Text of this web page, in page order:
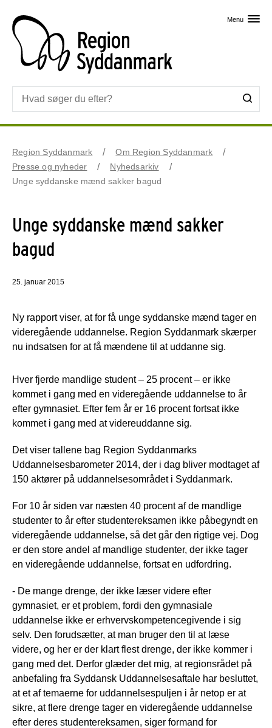
Menu
Region Syddanmark
Om Region Syddanmark
Presse og nyheder
Nyhedsarkiv
Unge syddanske mænd sakker bagud
Unge syddanske mænd sakker
bagud
25. januar 2015
Ny rapport viser, at for få unge syddanske mænd tager en
videregående uddannelse. Region Syddanmark skærper
nu indsatsen for at få mændene til at uddanne sig.
Hver fjerde mandlige student – 25 procent – er ikke
kommet i gang med en videregående uddannelse to år
efter gymnasiet. Efter fem år er 16 procent fortsat ikke
kommet i gang med at videreuddanne sig.
Det viser tallene bag Region Syddanmarks
Uddannelsesbarometer 2014, der i dag bliver modtaget af
150 aktører på uddannelsesområdet i Syddanmark.
For 10 år siden var næsten 40 procent af de mandlige
studenter to år efter studentereksamen ikke påbegyndt en
videregående uddannelse, så det går den rigtige vej. Dog
er den store andel af mandlige studenter, der ikke tager
en videregående uddannelse, fortsat en udfordring.
- De mange drenge, der ikke læser videre efter
gymnasiet, er et problem, fordi den gymnasiale
uddannelse ikke er erhvervskompetencegivende i sig
selv. Den forudsætter, at man bruger den til at læse
videre, og her er der klart flest drenge, der ikke kommer i
gang med det. Derfor glæder det mig, at regionsrådet på
anbefaling fra Syddansk Uddannelsesaftale har besluttet,
at et af temaerne for uddannelsespuljen i år netop er at
sikre, at flere drenge tager en videregående uddannelse
efter deres studentereksamen, siger formand for